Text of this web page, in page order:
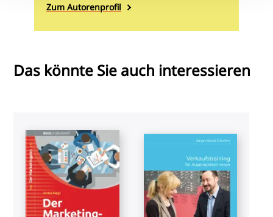
Zum Autorenprofil
Das könnte Sie auch interessieren